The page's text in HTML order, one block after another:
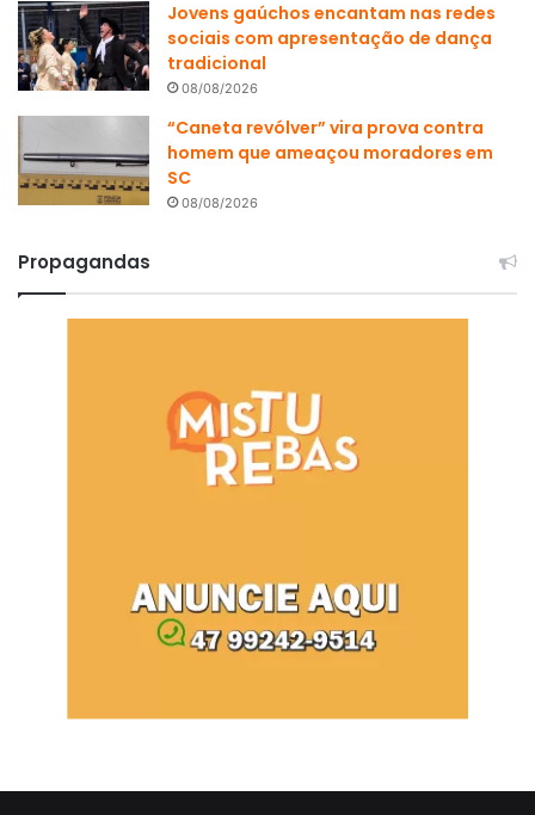
Jovens gaúchos encantam nas redes
sociais com apresentação de dança
tradicional
08/08/2026
“Caneta revólver” vira prova contra
homem que ameaçou moradores em
SC
08/08/2026
Propagandas